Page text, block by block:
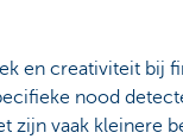
en creativiteit bij
nood
zijn vaak kleinere